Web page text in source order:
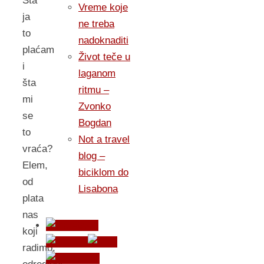
ja
to
plaćam
i
šta
mi
se
to
vraća?
Elem,
od
plata
nas
koji
radimo,
Vreme koje
ne treba
nadoknaditi
Život teče u
laganom
ritmu –
Zvonko
Bogdan
Not a travel
blog –
biciklom do
Lisabona